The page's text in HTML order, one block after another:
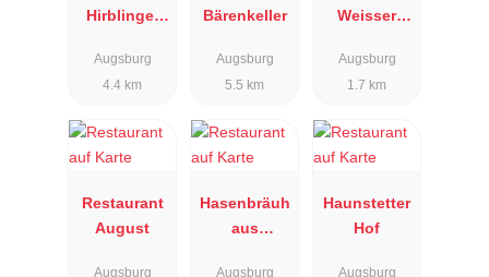
Hirblinger
Augsburg
4.4 km
Bärenkeller
Augsburg
5.5 km
Weisser
Augsburg
1.7 km
Restaurant
August
Augsburg
Hasenbräuh
aus
Augsburg
Haunstetter
Hof
Augsburg